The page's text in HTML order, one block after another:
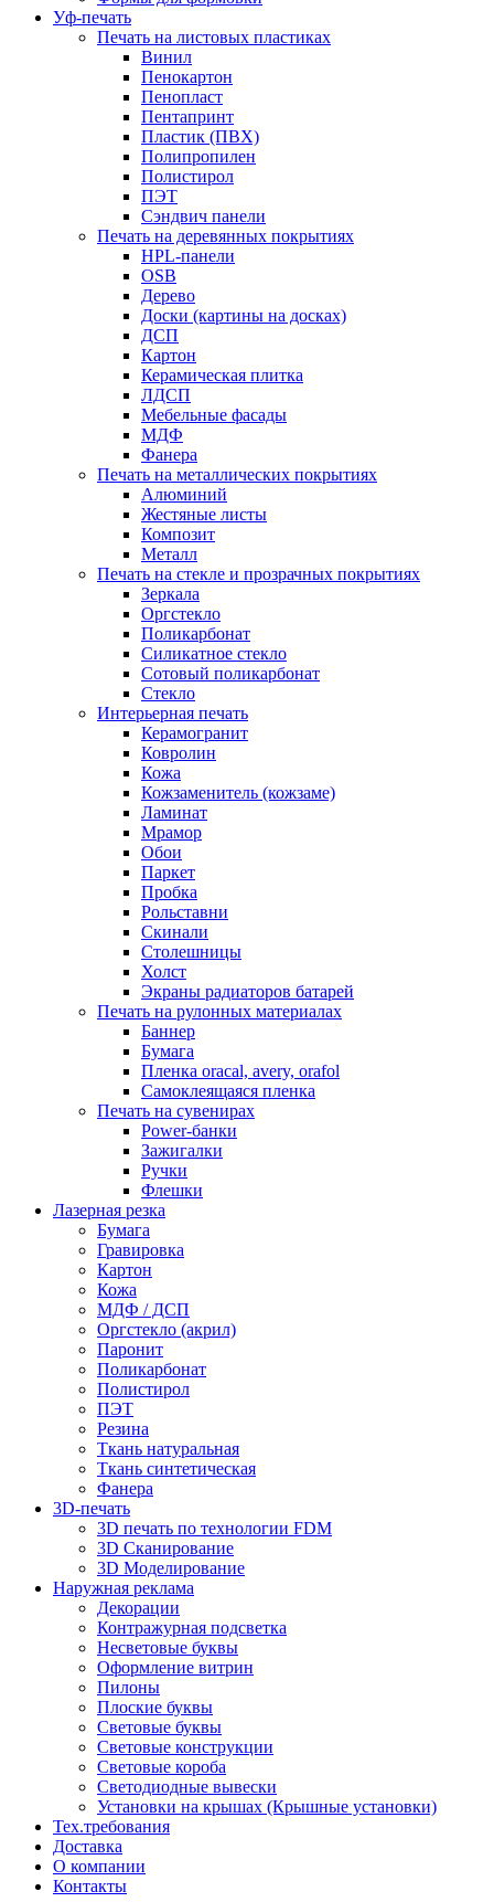
Уф-печать
Печать на листовых пластиках
Винил
Пенокартон
Пенопласт
Пентапринт
Пластик (ПВХ)
Полипропилен
Полистирол
ПЭТ
Сэндвич панели
Печать на деревянных покрытиях
HPL-панели
OSB
Дерево
Доски (картины на досках)
ДСП
Картон
Керамическая плитка
ЛДСП
Мебельные фасады
МДФ
Фанера
Печать на металлических покрытиях
Алюминий
Жестяные листы
Композит
Металл
Печать на стекле и прозрачных покрытиях
Зеркала
Оргстекло
Поликарбонат
Силикатное стекло
Сотовый поликарбонат
Стекло
Интерьерная печать
Керамогранит
Ковролин
Кожа
Кожзаменитель (кожзаме)
Ламинат
Мрамор
Обои
Паркет
Пробка
Рольставни
Скинали
Столешницы
Холст
Экраны радиаторов батарей
Печать на рулонных материалах
Баннер
Бумага
Пленка oracal, avery, orafol
Самоклеящаяся пленка
Печать на сувенирах
Power-банки
Зажигалки
Ручки
Флешки
Лазерная резка
Бумага
Гравировка
Картон
Кожа
МДФ / ДСП
Оргстекло (акрил)
Паронит
Поликарбонат
Полистирол
ПЭТ
Резина
Ткань натуральная
Ткань синтетическая
Фанера
3D-печать
3D печать по технологии FDM
3D Сканирование
3D Моделирование
Наружная реклама
Декорации
Контражурная подсветка
Несветовые буквы
Оформление витрин
Пилоны
Плоские буквы
Световые буквы
Световые конструкции
Световые короба
Светодиодные вывески
Установки на крышах (Крышные установки)
Тех.требования
Доставка
О компании
Контакты